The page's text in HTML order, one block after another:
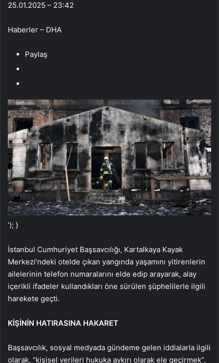
25.01.2025 – 23:42
Haberler – DHA
Paylaş
‘); }
İstanbul Cumhuriyet Başsavcılığı, Kartalkaya Kayak
Merkezi’ndeki otelde çıkan yangında yaşamını yitirenlerin
ailelerinin telefon numaralarını elde edip arayarak, alay
içerikli ifadeler kullandıkları öne sürülen şüphelilerle ilgili
harekete geçti.
KİŞİNİN HATIRASINA HAKARET
Başsavcılık, sosyal medyada gündeme gelen iddialarla ilgili
olarak, “kişisel verileri hukuka aykırı olarak ele geçirmek”,